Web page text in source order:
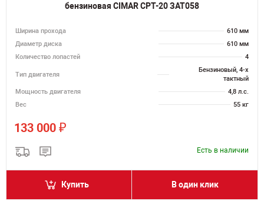
бензиновая CIMAR CPT-20 ЗАТ058
Ширина прохода
610 мм
Диаметр диска
610 мм
Количество лопастей
4
Тип двигателя
Бензиновый, 4-х
тактный
Мощность двигателя
4,8 л.с.
Вес
55 кг
133 000 ₽
Есть в наличии
Купить В один клик